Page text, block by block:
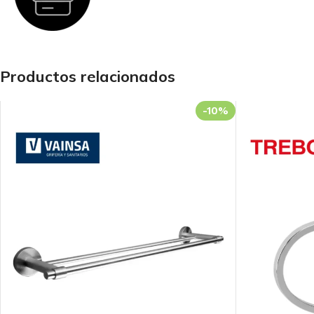
Productos relacionados
-10%